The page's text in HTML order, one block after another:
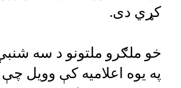
کړي دی.
خو ملګرو ملتونو د سه
په یوه اعلامیه کې وویل